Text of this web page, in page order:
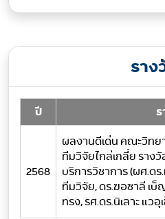
ราง
ปี
2568
ผลงานดีเด่น คณะวิทย
ทีมวิจัยไกล่เกลี่ย ราง
บริการวิชาการ (ผศ.ด
ทีมวิจัย, ดร.ฆอซาลี เ
ทรง, รศ.ดร.นิเลาะ แวอุ